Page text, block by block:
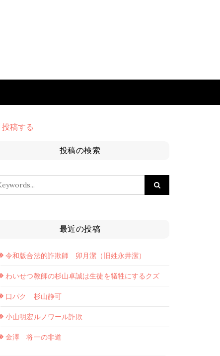
投稿する
投稿の検索
最近の投稿
令和版合法的詐欺師 卯月潔（旧姓永井潔）
わいせつ教師の杉山卓誠は生徒を犠牲にするクズ
口パク 杉山静可
小山明宏ルノワール詐欺
金澤 将一の非道